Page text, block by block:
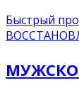
Быстрый